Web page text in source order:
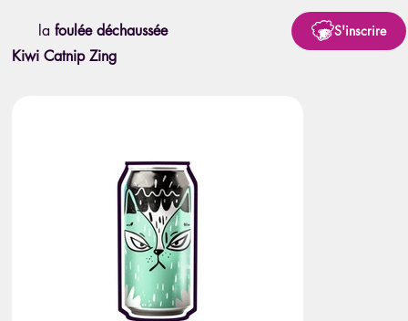
la foulée déchaussée S'inscrire
Kiwi Catnip Zing